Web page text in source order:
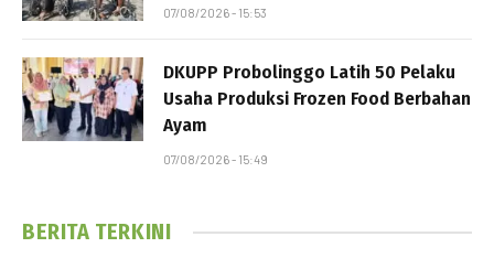
07/08/2026 - 15:53
DKUPP Probolinggo Latih 50 Pelaku
Usaha Produksi Frozen Food Berbahan
Ayam
07/08/2026 - 15:49
BERITA TERKINI